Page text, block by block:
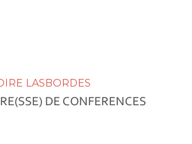
LASBORDES
DE CONFERENCES